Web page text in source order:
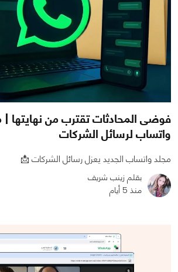
فوضى المحادثات تقترب من نهايتها
واتساب لرسائل الشركات
مجلد واتساب الجديد يعزل رسائل الشركات 📩
بقلم زينب شريف
منذ 5 أيام